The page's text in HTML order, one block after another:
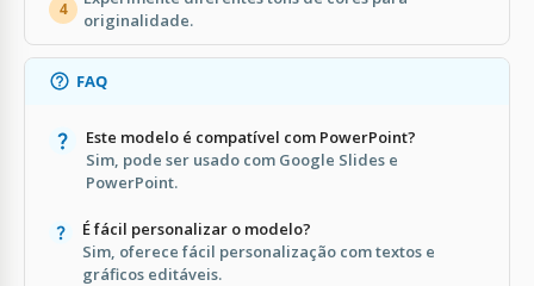
4
originalidade.
FAQ
Este modelo é compatível com PowerPoint?
Sim, pode ser usado com Google Slides e
PowerPoint.
É fácil personalizar o modelo?
Sim, oferece fácil personalização com textos e
gráficos editáveis.